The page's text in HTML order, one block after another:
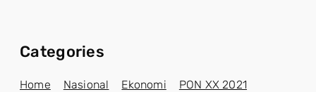
Categories
Home Nasional Ekonomi PON XX 2021